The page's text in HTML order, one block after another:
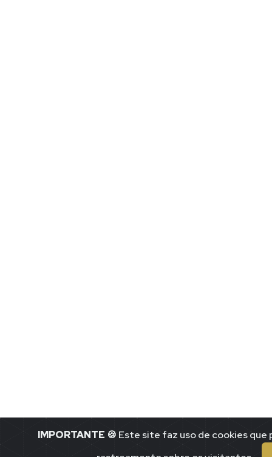
IMPORTANTE 🍪 Este site faz uso de cookies